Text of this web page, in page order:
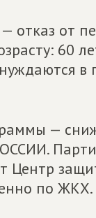
отказ от
60
в
—
Центр
по